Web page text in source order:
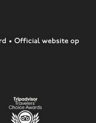
• Official website op